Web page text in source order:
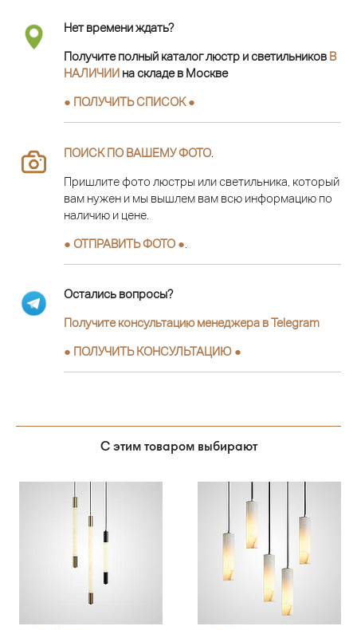
Нет времени ждать?
Получите полный каталог люстр и светильников В
НАЛИЧИИ на складе в Москве
● ПОЛУЧИТЬ СПИСОК ●
ПОИСК ПО ВАШЕМУ ФОТО
Пришлите фото люстры или светильника, который
вам нужен и мы вышлем вам всю информацию по
наличию и цене.
● ОТПРАВИТЬ ФОТО ●
Остались вопросы?
Получите консультацию менеджера в Telegram
● ПОЛУЧИТЬ КОНСУЛЬТАЦИЮ ●
С этим товаром выбирают